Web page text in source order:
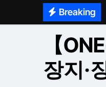
Breaking
【
장지·